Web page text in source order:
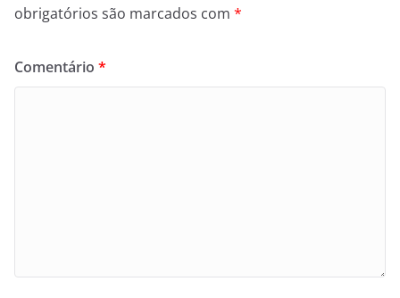
obrigatórios são marcados com *
Comentário *